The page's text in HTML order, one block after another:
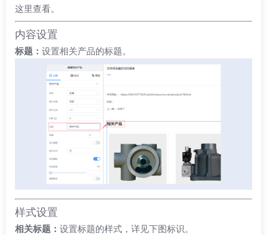
这里查看。
内容设置
标题： 设置相关产品的标题。
样式设置
相关标题： 设置标题的样式，详见下图标识。